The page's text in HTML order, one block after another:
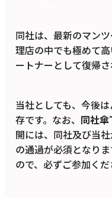
同社は、最新のマン
理店の中でも極めて
ートナーとして復帰さ
当社としても、今後
存です。なお、 同社
開には、同社及び当
の通過が必須となり
ので、必ずご参加くだ